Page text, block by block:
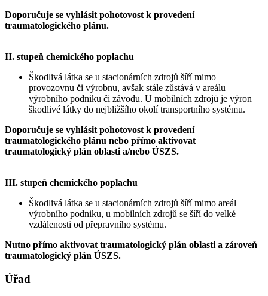
Doporučuje se vyhlásit pohotovost k provedení
traumatologického plánu.
II. stupeň chemického poplachu
Škodlivá látka se u stacionárních zdrojů šíří mimo
provozovnu či výrobnu, avšak stále zůstává v areálu
výrobního podniku či závodu. U mobilních zdrojů je výron
škodlivé látky do nejbližšího okolí transportního systému.
Doporučuje se vyhlásit pohotovost k provedení
traumatologického plánu nebo přímo aktivovat
traumatologický plán oblasti a/nebo ÚSZS.
III. stupeň chemického poplachu
Škodlivá látka se u stacionárních zdrojů šíří mimo areál
výrobního podniku, u mobilních zdrojů se šíří do velké
vzdálenosti od přepravního systému.
Nutno přímo aktivovat traumatologický plán oblasti a zároveň
traumatologický plán ÚSZS.
Úřad